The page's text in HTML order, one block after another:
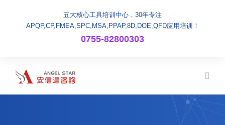
五大核心工具培训中心，30年专注
APQP,CP,FMEA,SPC,MSA,PPAP,8D,DOE,QFD应用培训！
0755-82800303